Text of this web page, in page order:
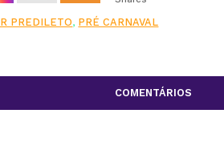
PREDILETO, PRÉ CARNAVAL
COMENTÁRIOS